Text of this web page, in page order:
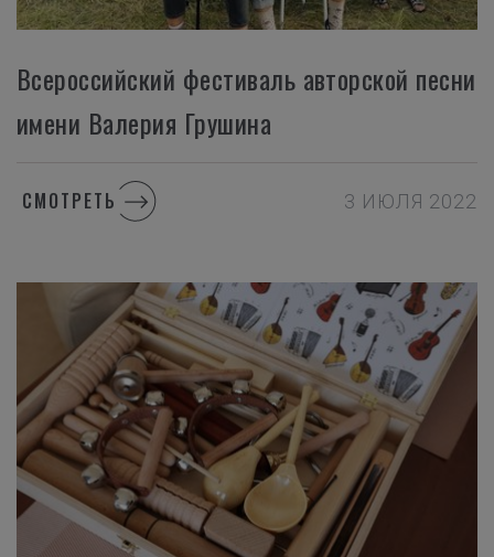
Всероссийский фестиваль авторской песни
имени Валерия Грушина
СМОТРЕТЬ 3 ИЮЛЯ 2022